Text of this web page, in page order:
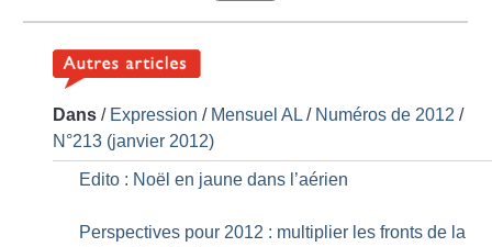
Dans / Expression / Mensuel AL / Numéros de 2012 /
N°213 (janvier 2012)
Edito : Noël en jaune dans l’aérien
Perspectives pour 2012 : multiplier les fronts de la